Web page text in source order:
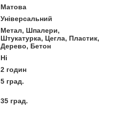
Матова
Універсальний
Метал, Шпалери,
Штукатурка, Цегла, Пластик,
Дерево, Бетон
Ні
2 годин
5 град.
35 град.